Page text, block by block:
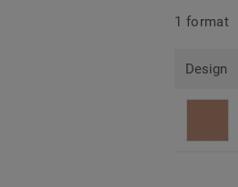
1 format
Design